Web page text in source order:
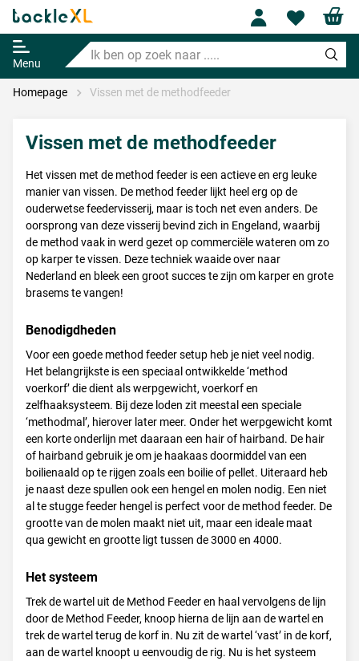
Menu
Ik
ben
op
zoek
Profile
Homepage Vissen met de methodfeeder
Vissen met de methodfeeder
Het vissen met de method feeder is een actieve en erg leuke
manier van vissen. De method feeder lijkt heel erg op de
ouderwetse feedervisserij, maar is toch net even anders. De
oorsprong van deze visserij bevind zich in Engeland, waarbij
de method vaak in werd gezet op commerciële wateren om zo
op karper te vissen. Deze techniek waaide over naar
Nederland en bleek een groot succes te zijn om karper en grote
brasems te vangen!
Benodigdheden
Voor een goede method feeder setup heb je niet veel nodig.
Het belangrijkste is een speciaal ontwikkelde ‘method
voerkorf’ die dient als werpgewicht, voerkorf en
zelfhaaksysteem. Bij deze loden zit meestal een speciale
‘methodmal’, hierover later meer. Onder het werpgewicht komt
een korte onderlijn met daaraan een hair of hairband. De hair
of hairband gebruik je om je haakaas doormiddel van een
boilienaald op te rijgen zoals een boilie of pellet. Uiteraard heb
je naast deze spullen ook een hengel en molen nodig. Een niet
al te stugge feeder hengel is perfect voor de method feeder. De
grootte van de molen maakt niet uit, maar een ideale maat
qua gewicht en grootte ligt tussen de 3000 en 4000.
Het systeem
Trek de wartel uit de Method Feeder en haal vervolgens de lijn
door de Method Feeder, knoop hierna de lijn aan de wartel en
trek de wartel terug de korf in. Nu zit de wartel ‘vast’ in de korf,
aan de wartel knoopt u eenvoudig de rig. Nu is het systeem